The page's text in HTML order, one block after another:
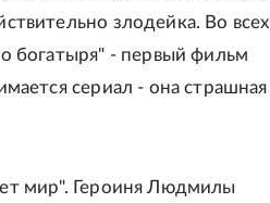
злодейка. Во всех
богатыря" - первый фильм
сериал - она страшная
мир". Героиня Людмилы